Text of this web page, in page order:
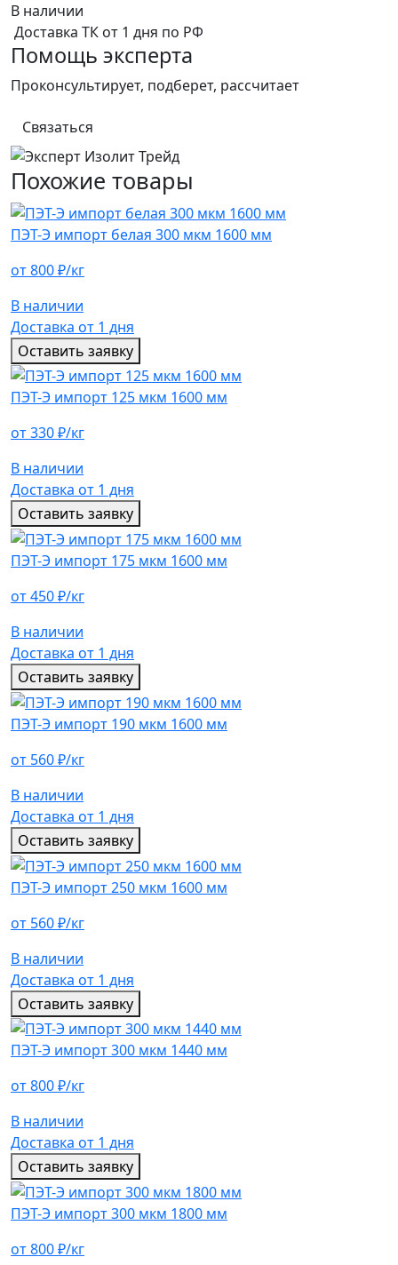
В наличии
Доставка ТК от 1 дня по РФ
Помощь эксперта
Проконсультирует, подберет, рассчитает
Связаться
Похожие товары
ПЭТ-Э импорт белая 300 мкм 1600 мм
от 800 ₽/кг
В наличии
Доставка от 1 дня
Оставить заявку
ПЭТ-Э импорт 125 мкм 1600 мм
от 330 ₽/кг
В наличии
Доставка от 1 дня
Оставить заявку
ПЭТ-Э импорт 175 мкм 1600 мм
от 450 ₽/кг
В наличии
Доставка от 1 дня
Оставить заявку
ПЭТ-Э импорт 190 мкм 1600 мм
от 560 ₽/кг
В наличии
Доставка от 1 дня
Оставить заявку
ПЭТ-Э импорт 250 мкм 1600 мм
от 560 ₽/кг
В наличии
Доставка от 1 дня
Оставить заявку
ПЭТ-Э импорт 300 мкм 1440 мм
от 800 ₽/кг
В наличии
Доставка от 1 дня
Оставить заявку
ПЭТ-Э импорт 300 мкм 1800 мм
от 800 ₽/кг